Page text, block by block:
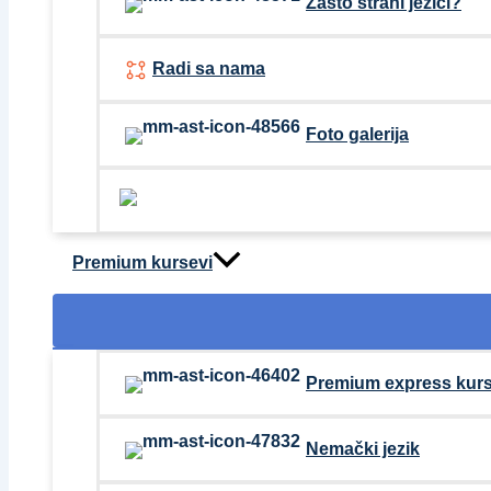
Radi sa nama
Foto galerija
Premium kursevi
Premium express
Nemački jezik